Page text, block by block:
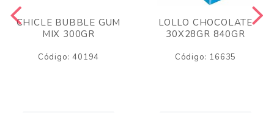
CHICLE BUBBLE GUM
MIX 300GR
Código: 40194
LOLLO CHOCOLATE
30X28GR 840GR
Código: 16635